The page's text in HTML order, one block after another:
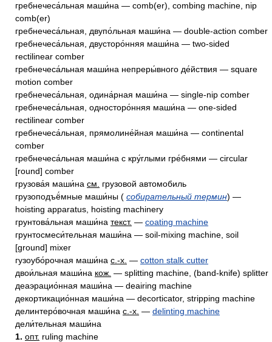
гребнечеса́льная маши́на — comb(er), combing machine, nip
comb(er)
гребнечеса́льная, двупо́льная маши́на — double-action comber
гребнечеса́льная, двусторо́нняя маши́на — two-sided
rectilinear comber
гребнечеса́льная маши́на непреры́вного де́йствия — square
motion comber
гребнечеса́льная, одина́рная маши́на — single-nip comber
гребнечеса́льная, односторо́нняя маши́на — one-sided
rectilinear comber
гребнечеса́льная, прямолине́йная маши́на — continental
comber
гребнечеса́льная маши́на с кру́глыми гре́бнями — circular
[round] comber
грузова́я маши́на см.
грузовой автомобиль
грузоподъё́мные маши́ны ( собирательный термин) —
hoisting apparatus, hoisting machinery
грунтова́льная маши́на текст. — coating machine
грунтосмеси́тельная маши́на — soil-mixing machine, soil
[ground] mixer
гузоубо́рочная маши́на с.-х. — cotton stalk cutter
двои́льная маши́на кож. — splitting machine, (band-knife) splitter
деаэрацио́нная маши́на — deairing machine
декортикацио́нная маши́на — decorticator, stripping machine
делинтеро́вочная маши́на с.-х. — delinting machine
дели́тельная маши́на
1. опт. ruling machine